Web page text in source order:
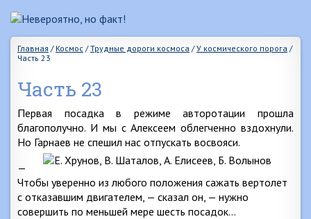
Главная / Космос /Трудные дороги космоса /У космического порога /
Часть 23
Часть 23
Первая посадка в режиме авторотации прошла
благополучно. И мы с Алексеем облегченно вздохнули.
Но Гарнаев не спешил нас отпускать восвояси.
—
Чтобы уверенно из любого положения сажать вертолет
с отказавшим двигателем, — сказал он, — нужно
совершить по меньшей мере шесть посадок…